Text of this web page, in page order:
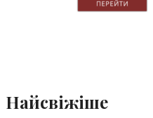
Найсвіжіше